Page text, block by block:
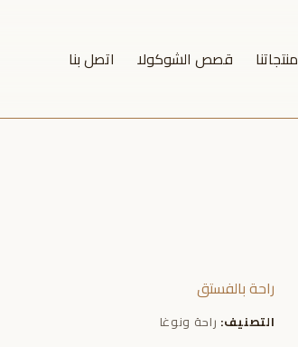
منتجاتنا قصص الشوكولا اتصل بنا
راحة بالفستق
التصنيف: راحة ونوغا